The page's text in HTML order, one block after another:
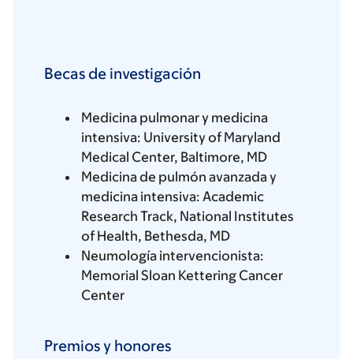
Becas de investigación
Medicina pulmonar y medicina
intensiva: University of Maryland
Medical Center, Baltimore, MD
Medicina de pulmón avanzada y
medicina intensiva: Academic
Research Track, National Institutes
of Health, Bethesda, MD
Neumología intervencionista:
Memorial Sloan Kettering Cancer
Center
Premios y honores